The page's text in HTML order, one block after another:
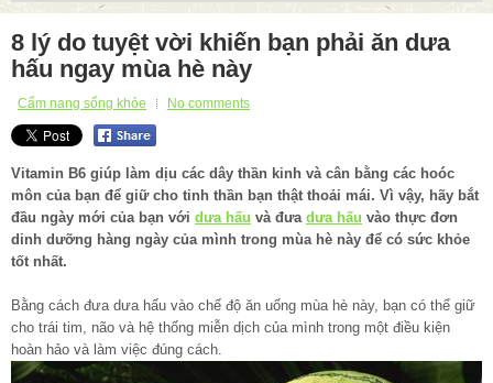
8 lý do tuyệt vời khiến bạn phải ăn dưa
hấu ngay mùa hè này
Cẩm nang sống khỏe No comments
Vitamin B6 giúp làm dịu các dây thần kinh và cân bằng các hoóc
môn của bạn để giữ cho tinh thần bạn thật thoải mái. Vì vậy, hãy bắt
đầu ngày mới của bạn với dưa hấu và đưa dưa hấu vào thực đơn
dinh dưỡng hàng ngày của mình trong mùa hè này để có sức khỏe
tốt nhất.
Bằng cách đưa dưa hấu vào chế độ ăn uống mùa hè này, bạn có thể giữ
cho trái tim, não và hệ thống miễn dịch của mình trong một điều kiện
hoàn hảo và làm việc đúng cách.